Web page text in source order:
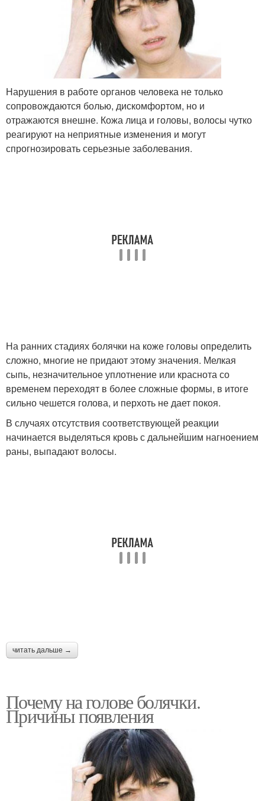
Нарушения в работе органов человека не только
сопровождаются болью, дискомфортом, но и
отражаются внешне. Кожа лица и головы, волосы чутко
реагируют на неприятные изменения и могут
спрогнозировать серьезные заболевания.
На ранних стадиях болячки на коже головы определить
сложно, многие не придают этому значения. Мелкая
сыпь, незначительное уплотнение или краснота со
временем переходят в более сложные формы, в итоге
сильно чешется голова, и перхоть не дает покоя.
В случаях отсутствия соответствующей реакции
начинается выделяться кровь с дальнейшим нагноением
раны, выпадают волосы.
читать дальше →
Почему на голове болячки.
Причины появления